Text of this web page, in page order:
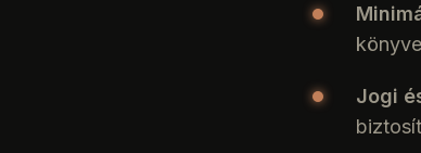
Jogi